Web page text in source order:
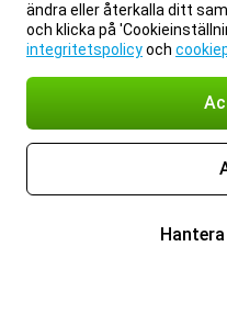
ändra eller återkalla ditt
och klicka på
integritetspolicyoch